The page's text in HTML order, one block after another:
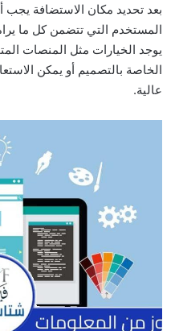
بعد تحديد مكان الاستضافة يجب
المستخدم التي تتضمن كل ما
يوجد الخيارات مثل المنصات
الخاصة بالتصميم أو يمكن
عالية.